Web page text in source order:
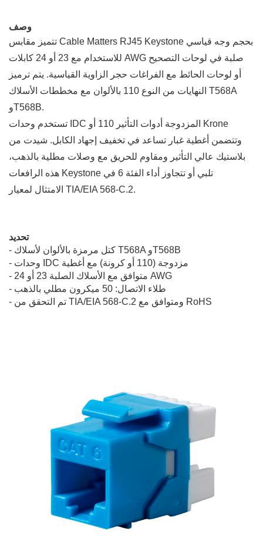
وصف
تتميز مقابس Cable Matters RJ45 Keystone بحجم وجه قياسي
للاستخدام مع 23 أو 24 كابلات AWG صلبة في لوحات التصحيح
أو لوحات الحائط مع الفراغات حجر الزاوية القياسية. يتم ترميز
النهايات من النوع 110 بالألوان مع مخططات الأسلاك T568A
وT568B.
تستخدم وحدات IDC المزدوجة أدوات التأثير 110 أو Krone
وتتضمن أغطية غبار تساعد في تخفيف إجهاد الكابل. شيدت من
بلاستيك عالي التأثير ومقاوم للحريق مع وصلات مطلية بالذهب،
هذه الرافعات Keystone تلبي أو تتجاوز أداء الفئة 6 في
الامتثال لمعيار TIA/EIA 568-C.2.
تحديد
- كتل مرمزة بالألوان لأسلاك T568A وT568B
- وحدات IDC مزدوجة (110 أو كرونة) مع أغطية
- متوافق مع الأسلاك الصلبة 23 أو 24 AWG
- طلاء الاتصال: 50 ميكرون مطلي بالذهب
- تم التحقق من TIA/EIA 568-C.2 ومتوافق مع RoHS